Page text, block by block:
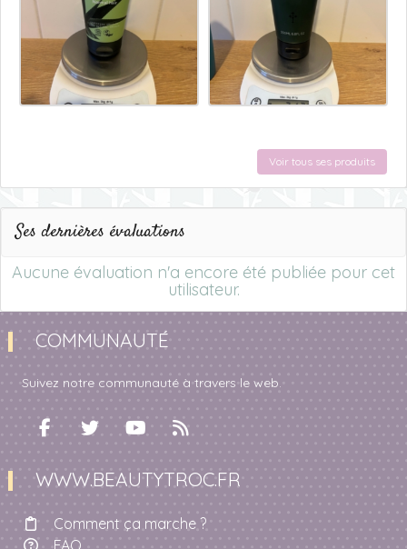
Voir tous ses produits
Ses dernières évaluations
Aucune évaluation n'a encore été publiée pour cet
utilisateur.
COMMUNAUTÉ
Suivez notre communauté à travers le web.
WWW.BEAUTYTROC.FR
Comment ça marche ?